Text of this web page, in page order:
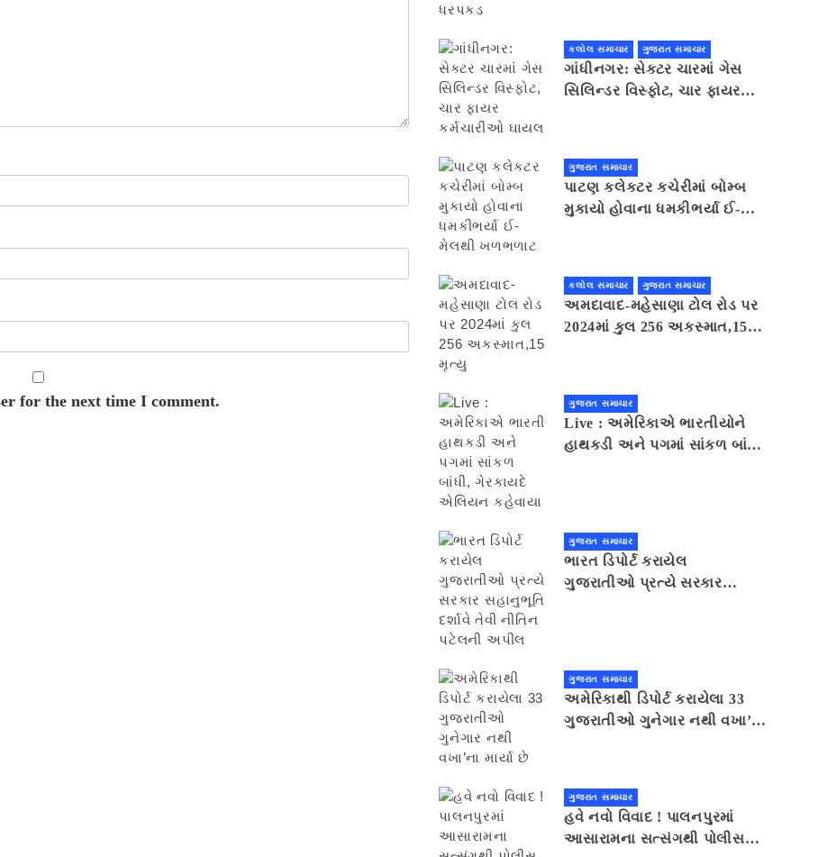
for the next time I comment.
કલોલ સમાચાર ગુજરાત સમાચાર
ગાંધીનગર: સેક્ટર ચારમાં ગેસ
સિલિન્ડર વિસ્ફોટ, ચાર ફાયર
ગુજરાત સમાચાર
પાટણ કલેકટર કચેરીમાં બોમ્બ
મુકાયો હોવાના ધમકીભર્યા ઈ-
કલોલ સમાચાર ગુજરાત સમાચાર
અમદાવાદ-મહેસાણા ટોલ રોડ પર
2024માં કુલ 256 અકસ્માત,15
ગુજરાત સમાચાર
Live : અમેરિકાએ ભારતીયોને
હાથકડી અને પગમાં સાંકળ બાંધી,
ગુજરાત સમાચાર
ભારત ડિપોર્ટ કરાયેલ
ગુજરાતીઓ પ્રત્યે સરકાર
ગુજરાત સમાચાર
અમેરિકાથી ડિપોર્ટ કરાયેલા 33
ગુજરાતીઓ ગુનેગાર નથી વખા’ના
ગુજરાત સમાચાર
હવે નવો વિવાદ ! પાલનપુરમાં
આસારામના સત્સંગથી પોલીસ